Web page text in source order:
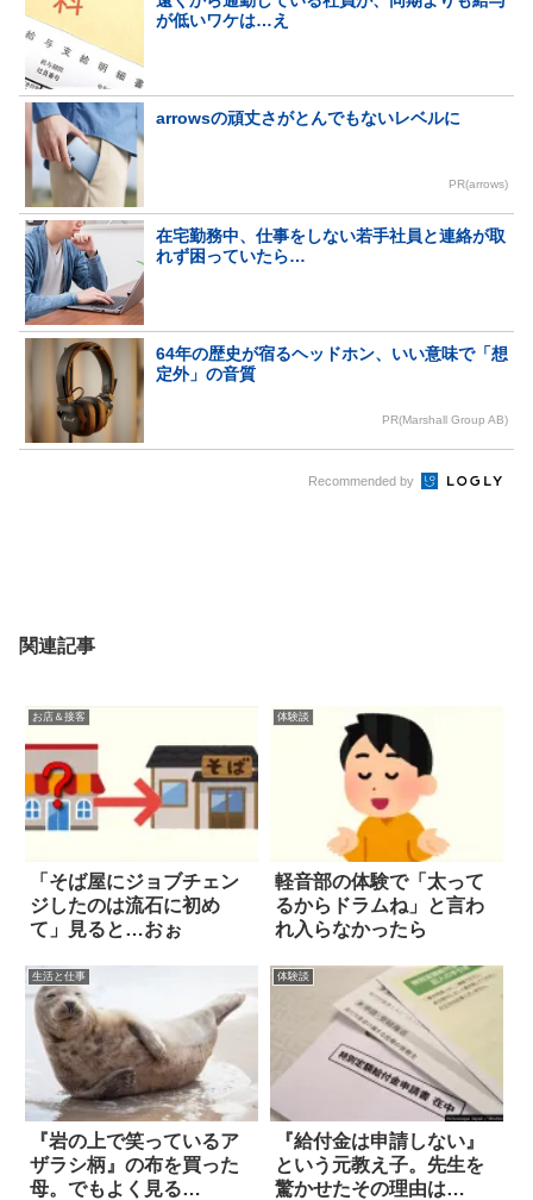
が低いワケは…え
arrowsの頑丈さがとんでもないレベルに
PR(arrows)
在宅勤務中、仕事をしない若手社員と連絡が取
れず困っていたら…
64年の歴史が宿るヘッドホン、いい意味で「想
定外」の音質
PR(Marshall Group AB)
Recommended by
関連記事
お店＆接客
「そば屋にジョブチェン
ジしたのは流石に初め
て」見ると…おぉ
体験談
軽音部の体験で「太って
るからドラムね」と言わ
れ入らなかったら
生活と仕事
『岩の上で笑っているア
ザラシ柄』の布を買った
母。でもよく見る
体験談
『給付金は申請しない』
という元教え子。先生を
驚かせたその理由は…